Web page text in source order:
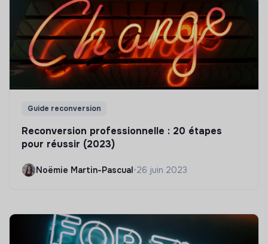
Guide reconversion
Reconversion professionnelle : 20 étapes
pour réussir (2023)
Noëmie Martin-Pascual•26 juin 2023